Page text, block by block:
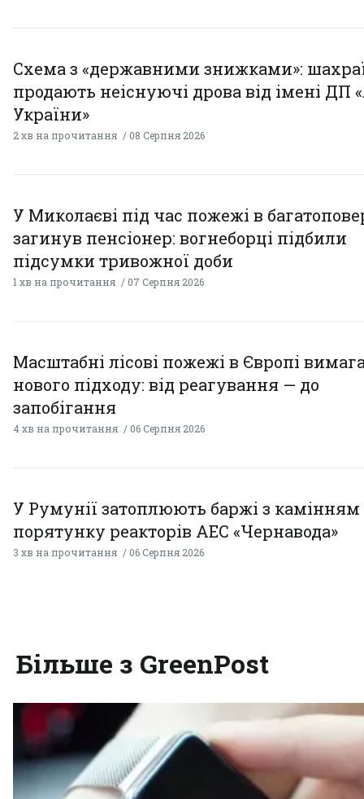
Схема з «державними знижками»:
продають неіснуючі дрова від імені ДП
України»
2 хв на прочитання 08 Серпня 2026
У Миколаєві під час пожежі в
загинув пенсіонер: вогнеборці підбили
підсумки тривожної доби
1 хв на прочитання 07 Серпня 2026
Масштабні лісові пожежі в Європі
нового підходу: від реагування — до
запобігання
4 хв на прочитання 06 Серпня 2026
У Румунії затоплюють баржі з
порятунку реакторів АЕС «Чернавода»
3 хв на прочитання 06 Серпня 2026
Більше з GreenPost